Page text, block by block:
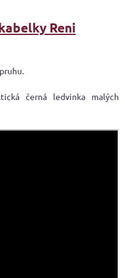
Reni
černá ledvinka malých